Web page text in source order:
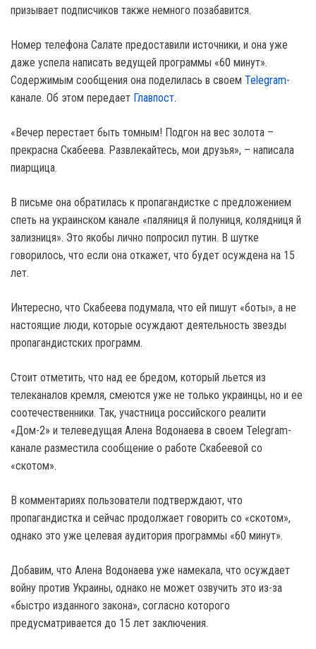
призывает подписчиков также немного позабавится.
Номер телефона Салате предоставили источники, и она уже
даже успела написать ведущей программы «60 минут».
Содержимым сообщения она поделилась в своем Telegram-
канале. Об этом передает Главпост.
«Вечер перестает быть томным! Подгон на вес золота –
прекрасна Скабеева. Развлекайтесь, мои друзья», – написала
пиарщица.
В письме она обратилась к пропагандистке с предложением
спеть на украинском канале «паляниця й полуниця, колядниця й
зализниця». Это якобы лично попросил путин. В шутке
говорилось, что если она откажет, что будет осуждена на 15
лет.
Интересно, что Скабеева подумала, что ей пишут «боты», а не
настоящие люди, которые осуждают деятельность звезды
пропагандистских программ.
Стоит отметить, что над ее бредом, который льется из
телеканалов кремля, смеются уже не только украинцы, но и ее
соотечественники. Так, участница российского реалити
«Дом-2» и телеведущая Алена Водонаева в своем Telegram-
канале разместила сообщение о работе Скабеевой со
«скотом».
В комментариях пользователи подтверждают, что
пропагандистка и сейчас продолжает говорить со «скотом»,
однако это уже целевая аудитория программы «60 минут».
Добавим, что Алена Водонаева уже намекала, что осуждает
войну против Украины, однако не может озвучить это из-за
«быстро изданного закона», согласно которого
предусматривается до 15 лет заключения.